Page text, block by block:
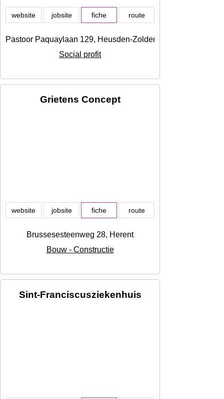
website jobsite fiche route
Pastoor Paquaylaan 129, Heusden-Zolder
Social profit
Grietens Concept
website jobsite fiche route
Brussesesteenweg 28, Herent
Bouw - Constructie
Sint-Franciscusziekenhuis